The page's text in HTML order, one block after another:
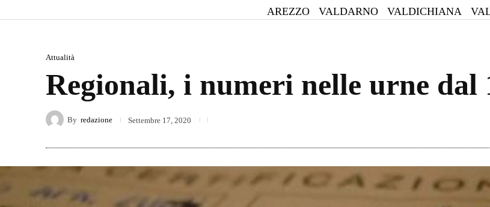
AREZZO VALDARNO VALDICHIANA
Attualità
Regionali, i numeri nelle urne dal
By redazione Settembre 17, 2020